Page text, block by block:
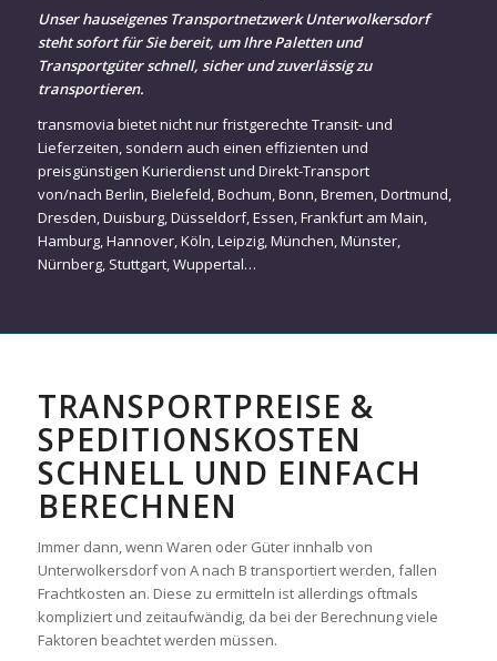
Unser hauseigenes Transportnetzwerk Unterwolkersdorf
steht sofort für Sie bereit, um Ihre Paletten und
Transportgüter schnell, sicher und zuverlässig zu
transportieren.
transmovia bietet nicht nur fristgerechte Transit- und
Lieferzeiten, sondern auch einen effizienten und
preisgünstigen Kurierdienst und Direkt-Transport
von/nach Berlin,Bielefeld,Bochum,Bonn,Bremen,Dortmund,
Dresden,Duisburg,Düsseldorf,Essen,Frankfurt am Main,
Hamburg,Hannover,Köln,Leipzig,München,Münster,
Nürnberg, Stuttgart,Wuppertal…
TRANSPORTPREISE &
SPEDITIONSKOSTEN
SCHNELL UND EINFACH
BERECHNEN
Immer dann, wenn Waren oder Güter innhalb von
Unterwolkersdorf von A nach B transportiert werden, fallen
Frachtkosten an. Diese zu ermitteln ist allerdings oftmals
kompliziert und zeitaufwändig, da bei der Berechnung viele
Faktoren beachtet werden müssen.